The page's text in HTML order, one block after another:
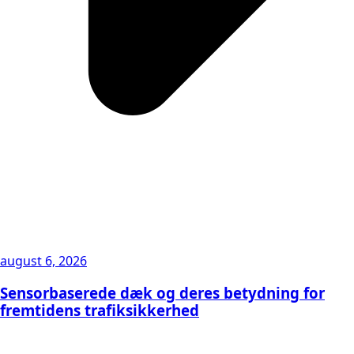
august 6, 2026
Sensorbaserede dæk og deres betydning for
fremtidens trafiksikkerhed